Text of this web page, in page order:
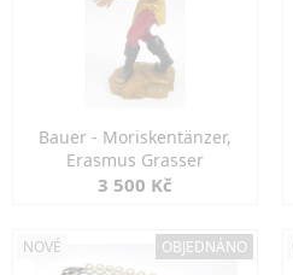
Bauer - Moriskentänzer,
Erasmus Grasser
3 500 Kč
NOVÉ OBJEDNÁNO